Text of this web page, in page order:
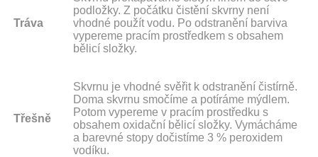
Tráva
podložky. Z počátku čistění skvrny není
vhodné použít vodu. Po odstranění barviva
vypereme pracím prostředkem s obsahem
bělicí složky.
Třešně
Skvrnu je vhodné svěřit k odstranění čistírně.
Doma skvrnu smočíme a potíráme mýdlem.
Potom vypereme v pracím prostředku s
obsahem oxidační bělicí složky. Vymácháme
a barevné stopy dočistíme 3 % peroxidem
vodíku.